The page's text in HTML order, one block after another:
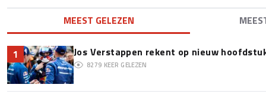
MEEST GELEZEN
1 Jos Verstappen rekent op nieuw
8279 KEER GELEZEN